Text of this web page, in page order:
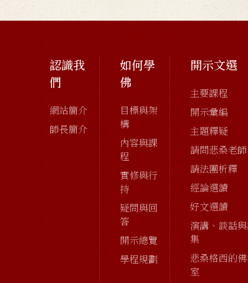
認識我
們
網站簡介
師長簡介
如何學
佛
目標與架
構
內容與課
程
實修與行
持
疑問與回
答
開示總覽
學程規劃
開示文選
主要課程
開示彙編
主題釋疑
請問悲桑老師
請法團析釋
經論選讀
好文選讀
演講、談話
集
悲桑格西的
室